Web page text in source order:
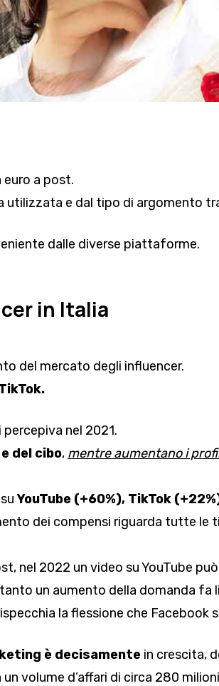
euro a post.
utilizzata e dal tipo di argomento
dalle diverse piattaforme.
in Italia
del mercato degli influencer.
nel 2021.
del cibo, mentre aumentano i
suYouTube (+60%), TikTok
dei compensi riguarda tutte le
nel 2022 un video su YouTube
un aumento della domanda
la flessione che Facebook
è decisamente in crescita,
volume d’affari di circa 280